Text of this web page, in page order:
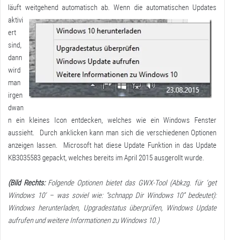
läuft weitgehend automatisch ab.Wenn die automatischen Updates
aktivi
ert
sind,
dann
wird
man
irgen
dwan
n ein kleines Icon entdecken, welches wie ein Windows Fenster
aussieht. Durch anklicken kann man sich die verschiedenen Optionen
anzeigen lassen. Microsoft hat diese Update Funktion in das Update
KB3035583 gepackt, welches bereits im April 2015 ausgerollt wurde.
(Bild Rechts: Folgende Optionen bietet das GWX-Tool (Abkzg. für ‘get
Windows 10’ – was soviel wie: “schnapp Dir Windows 10” bedeutet):
Windows herunterladen, Upgradestatus überprüfen, Windows Update
aufrufen und weitere Informationen zu Windows 10.)